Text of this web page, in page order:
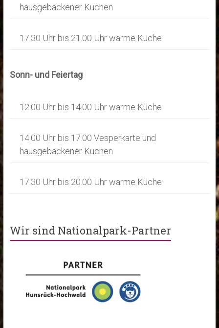
hausgebackener Kuchen
17.30 Uhr bis 21.00 Uhr warme Küche
Sonn- und Feiertag
12.00 Uhr bis 14.00 Uhr warme Küche
14.00 Uhr bis 17.00 Vesperkarte und
hausgebackener Kuchen
17.30 Uhr bis 20.00 Uhr warme Küche
Wir sind Nationalpark-Partner